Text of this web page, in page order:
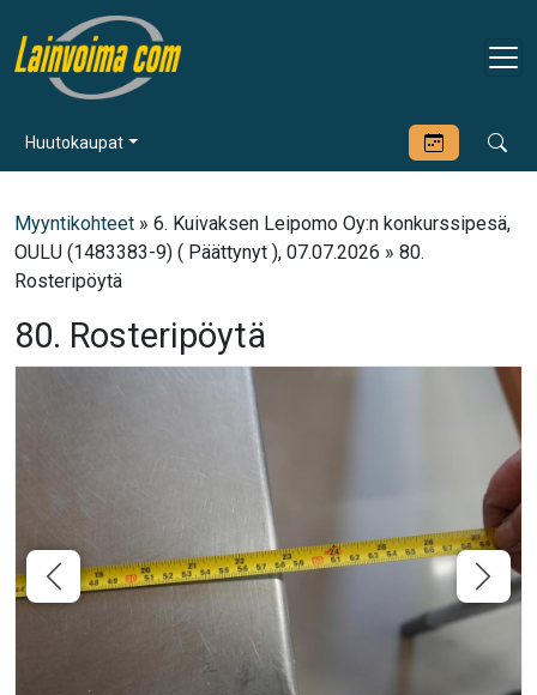
Huutokaupat
Myyntikohteet » 6. Kuivaksen Leipomo Oy:n konkurssipesä,
OULU (1483383-9) ( Päättynyt ), 07.07.2026 » 80.
Rosteripöytä
80. Rosteripöytä